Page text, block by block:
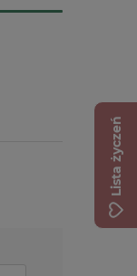
Lista życzeń